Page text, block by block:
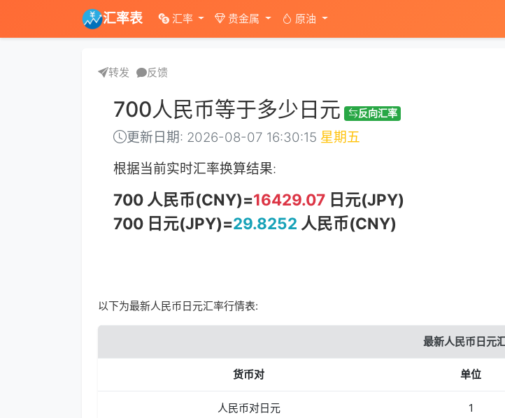
汇率表 汇率 贵金属 原油
转发 反馈
700人民币等于多少日元 反向汇率
更新日期: 2026-08-07 16:30:15 星期五
根据当前实时汇率换算结果:
700 人民币(CNY)=16429.07 日元(JPY)
700 日元(JPY)=29.8252 人民币(CNY)
以下为最新人民币日元汇率行情表:
最新人民币日元
货币对 单位
人民币对日元 1